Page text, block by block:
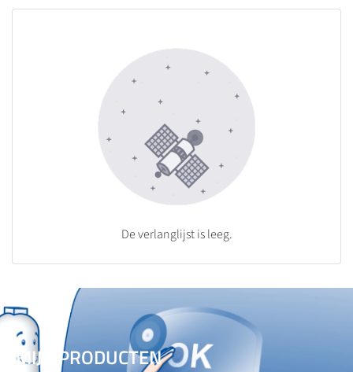
De verlanglijst is leeg.
MIJN PRODUCTEN